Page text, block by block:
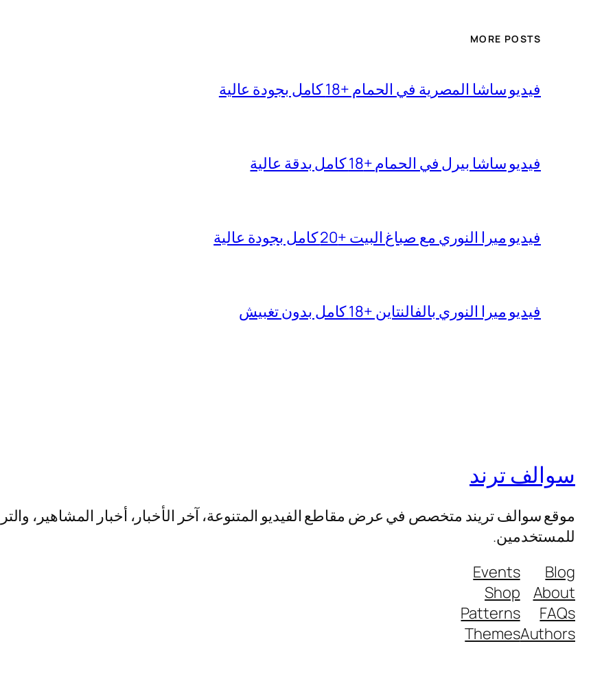
MORE POSTS
فيديو ساشا المصرية في الحمام +18 كامل بجودة عالية
فيديو ساشا بيرل في الحمام +18 كامل بدقة عالية
فيديو ميرا النوري مع صباغ البيت +20 كامل بجودة عالية
فيديو ميرا النوري بالفالنتاين +18 كامل بدون تغبيش
سوالف ترند
موقع سوالف تريند متخصص في عرض مقاطع الفيديو المتنوعة، آخر الأخبار، أخبار المشاهير،
للمستخدمين.
Blog
About
FAQs
Authors
Events
Shop
Patterns
Themes